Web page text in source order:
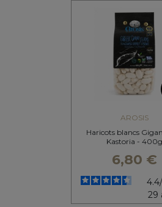
AROSIS
Haricots blancs
Kastoria - 400g
6,80 €
4.4/
29